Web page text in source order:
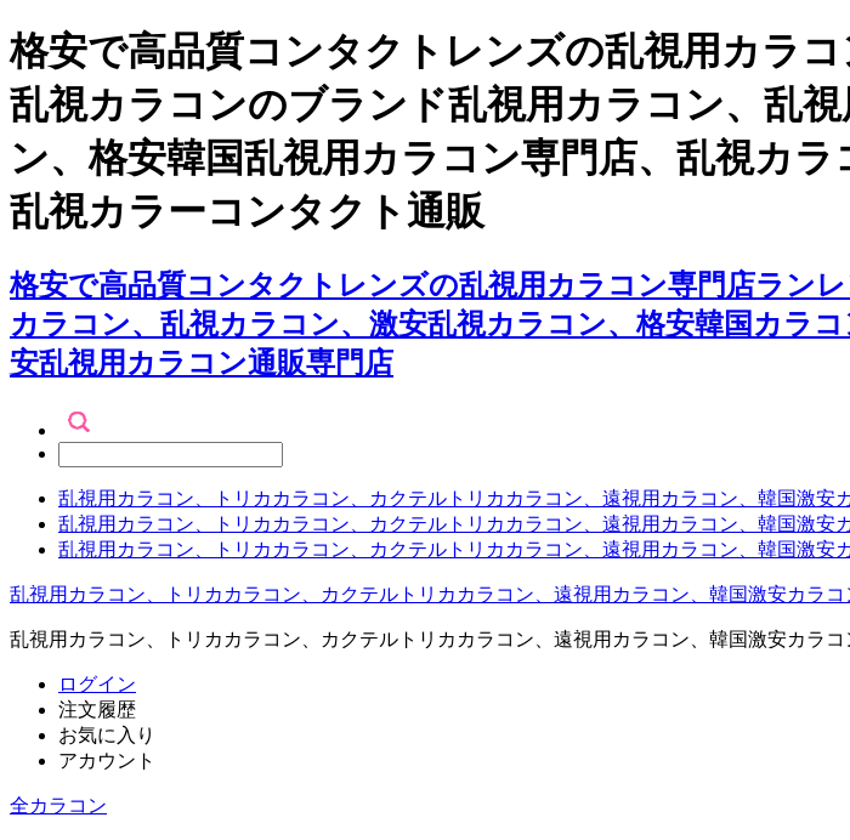
格安で高品質コンタクトレンズの乱視用カラ
乱視カラコンのブランド乱視用カラコン、乱
ン、格安韓国乱視用カラコン専門店、乱視カ
乱視カラーコンタクト通販
格安で高品質コンタクトレンズの乱視用カラコン専門店ラン
カラコン、乱視カラコン、激安乱視カラコン、格安韓国カラ
安乱視用カラコン通販専門店
乱視用カラコン、トリカカラコン、カクテルトリカカラコン、遠視用カラコン、韓国激
乱視用カラコン、トリカカラコン、カクテルトリカカラコン、遠視用カラコン、韓国激
乱視用カラコン、トリカカラコン、カクテルトリカカラコン、遠視用カラコン、韓国激
乱視用カラコン、トリカカラコン、カクテルトリカカラコン、遠視用カラコン、韓国激安カラ
乱視用カラコン、トリカカラコン、カクテルトリカカラコン、遠視用カラコン、韓国激安カラ
ログイン
注文履歴
お気に入り
アカウント
全カラコン